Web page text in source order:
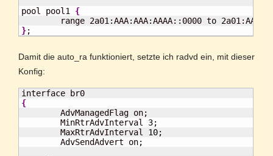
pool pool1 {
};
Damit die auto_ra funktioniert, setzte ich radvd ein, mit dieser
Konfig:
{
AdvManagedFlag on;
        MinRtrAdvInterval
3;
        MaxRtrAdvInterval
10;
        AdvSendAdvert on;